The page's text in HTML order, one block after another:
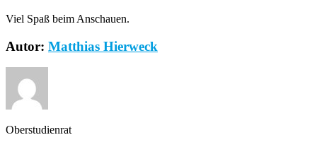
Viel Spaß beim Anschauen.
Autor: Matthias Hierweck
Oberstudienrat